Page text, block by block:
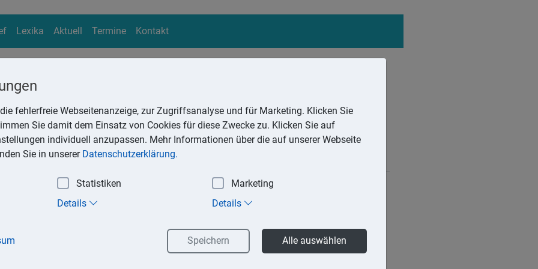
Lexika Aktuell Termine Kontakt
Suchen
Fabrikationsverfahren, Kundenstamm und Geschäftswert sind typische immaterielle
materiellen Wirtschaftsgütern sind immaterielle Wirtschaftsgüter körperlich nicht
wirtschaftlichen Wert dar, der selbständig bewertbar ist.
fehlerfreie Webseitenanzeige, zur Zugriffsanalyse und für Marketing. Klicken Sie
Sie damit dem Einsatz von Cookies für diese Zwecke zu. Klicken Sie auf
individuell anzupassen. Mehr Informationen über die auf unserer Webseite
Sie in unserer Datenschutzerklärung.
Statistiken
Marketing
Details Details
Speichern Alle auswählen